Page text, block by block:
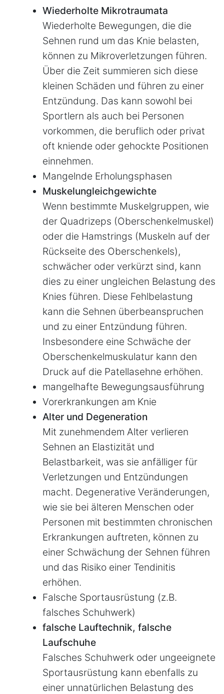
Wiederholte Mikrotraumata
Wiederholte Bewegungen, die die
Sehnen rund um das Knie belasten,
können zu Mikroverletzungen führen.
Über die Zeit summieren sich diese
kleinen Schäden und führen zu einer
Entzündung. Das kann sowohl bei
Sportlern als auch bei Personen
vorkommen, die beruflich oder privat
oft kniende oder gehockte Positionen
einnehmen.
Mangelnde Erholungsphasen
Muskelungleichgewichte
Wenn bestimmte Muskelgruppen, wie
der Quadrizeps (Oberschenkelmuskel)
oder die Hamstrings (Muskeln auf der
Rückseite des Oberschenkels),
schwächer oder verkürzt sind, kann
dies zu einer ungleichen Belastung des
Knies führen. Diese Fehlbelastung
kann die Sehnen überbeanspruchen
und zu einer Entzündung führen.
Insbesondere eine Schwäche der
Oberschenkelmuskulatur kann den
Druck auf die Patellasehne erhöhen.
mangelhafte Bewegungsausführung
Vorerkrankungen am Knie
Alter und Degeneration
Mit zunehmendem Alter verlieren
Sehnen an Elastizität und
Belastbarkeit, was sie anfälliger für
Verletzungen und Entzündungen
macht. Degenerative Veränderungen,
wie sie bei älteren Menschen oder
Personen mit bestimmten chronischen
Erkrankungen auftreten, können zu
einer Schwächung der Sehnen führen
und das Risiko einer Tendinitis
erhöhen.
Falsche Sportausrüstung (z.B.
falsches Schuhwerk)
falsche Lauftechnik, falsche
Laufschuhe
Falsches Schuhwerk oder ungeeignete
Sportausrüstung kann ebenfalls zu
einer unnatürlichen Belastung des